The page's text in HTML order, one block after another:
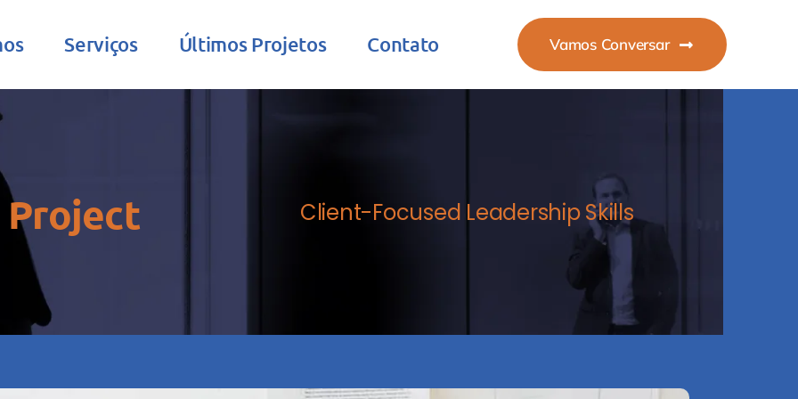
Serviços Últimos Projetos Contato Vamos Conversar
Project Client-Focused Leadership Skills